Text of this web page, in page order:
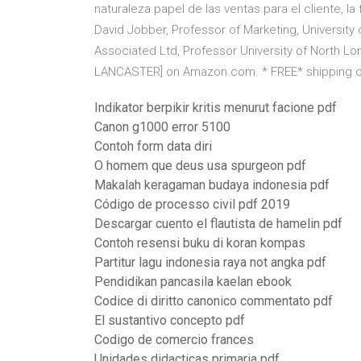
naturaleza papel de las ventas para el cliente,
David Jobber, Professor of Marketing,
Associated Ltd, Professor University of North
LANCASTER] on Amazon.com. * FREE*
Indikator berpikir kritis menurut facione pdf
Canon g1000 error 5100
Contoh form data diri
O homem que deus usa spurgeon pdf
Makalah keragaman budaya indonesia pdf
Código de processo civil pdf 2019
Descargar cuento el flautista de hamelin pdf
Contoh resensi buku di koran kompas
Partitur lagu indonesia raya not angka pdf
Pendidikan pancasila kaelan ebook
Codice di diritto canonico commentato pdf
El sustantivo concepto pdf
Codigo de comercio frances